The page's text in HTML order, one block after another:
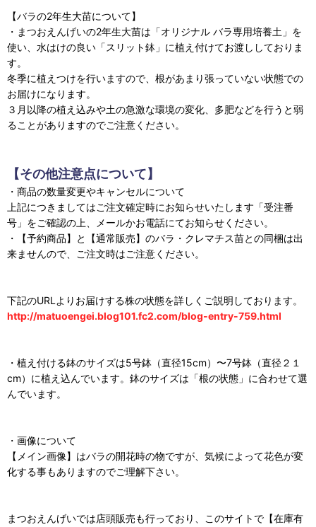
【バラの2年生大苗について】
・まつおえんげいの2年生大苗は「オリジナル バラ専用培養土」を
使い、水はけの良い「スリット鉢」に植え付けてお渡ししておりま
す。
冬季に植えつけを行いますので、根があまり張っていない状態での
お届けになります。
３月以降の植え込みや土の急激な環境の変化、多肥などを行うと弱
ることがありますのでご注意ください。
【その他注意点について】
・商品の数量変更やキャンセルについて
上記につきましてはご注文確定時にお知らせいたします「受注番
号」をご確認の上、メールかお電話にてお知らせください。
・【予約商品】と【通常販売】のバラ・クレマチス苗との同梱は出
来ませんので、ご注文時はご注意ください。
下記のURLよりお届けする株の状態を詳しくご説明しております。
http://matuoengei.blog101.fc2.com/blog-entry-759.html
・植え付ける鉢のサイズは5号鉢（直径15cm）〜7号鉢（直径２１
cm）に植え込んでいます。鉢のサイズは「根の状態」に合わせて選
んでいます。
・画像について
【メイン画像】はバラの開花時の物ですが、気候によって花色が変
化する事もありますのでご理解下さい。
まつおえんげいでは店頭販売も行っており、このサイトで【在庫有